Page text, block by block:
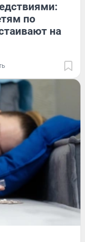
по
на